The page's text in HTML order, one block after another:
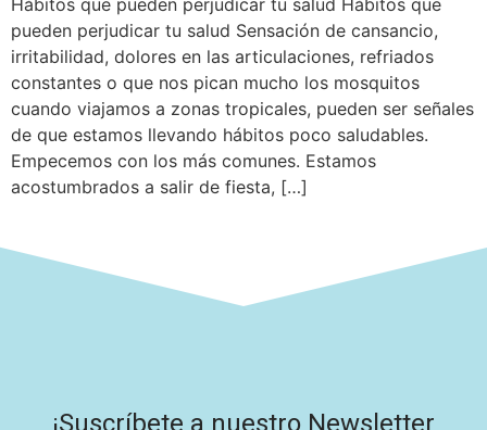
pueden perjudicar tu salud Sensación de cansancio,
irritabilidad, dolores en las articulaciones, refriados
constantes o que nos pican mucho los mosquitos
cuando viajamos a zonas tropicales, pueden ser señales
de que estamos llevando hábitos poco saludables.
Empecemos con los más comunes. Estamos
acostumbrados a salir de fiesta, […]
¡Suscríbete a nuestro Newsletter